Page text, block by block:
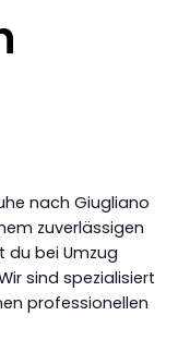
nach Giugliano
zuverlässigen
du bei Umzug
sind spezialisiert
professionellen